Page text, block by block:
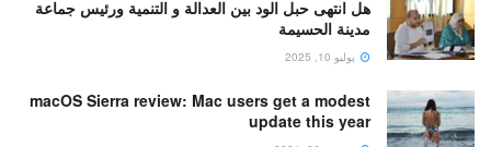
هل انتهى حبل الود بين العدالة و التنمية ورئيس جماعة
مدينة الحسيمة
يوليو 10, 2025
macOS Sierra review: Mac users get a modest
update this year